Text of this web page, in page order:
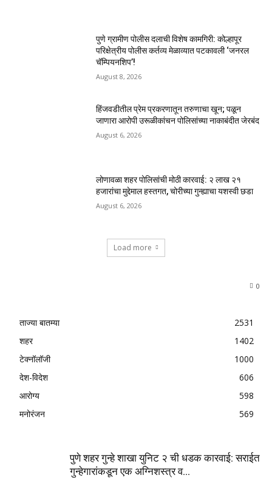
पुणे ग्रामीण पोलीस दलाची विशेष कामगिरी: कोल्हापूर
परिक्षेत्रीय पोलीस कर्तव्य मेळाव्यात पटकावली ‘जनरल
चॅम्पियनशिप’!
August 8, 2026
हिंजवडीतील प्रेम प्रकरणातून तरुणाचा खून; पळून
जाणारा आरोपी उरूळीकांचन पोलिसांच्या नाकाबंदीत जेरबंद
August 6, 2026
लोणावळा शहर पोलिसांची मोठी कारवाई: २ लाख २१
हजारांचा मुद्देमाल हस्तगत, चोरीच्या गुन्ह्याचा यशस्वी छडा
August 6, 2026
Load more
0
ताज्या बातम्या
2531
शहर
1402
टेक्नॉलॉजी
1000
देश-विदेश
606
आरोग्य
598
मनोरंजन
569
पुणे शहर गुन्हे शाखा युनिट २ ची धडक कारवाई: सराईत
गुन्हेगारांकडून एक अग्निशस्त्र व...